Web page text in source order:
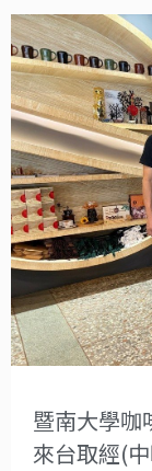
暨南大學咖
來台取經(